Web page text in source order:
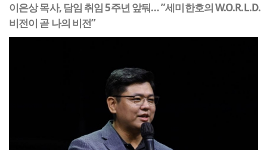
이은상 목사, 담임 취임 5주년 앞둬… ”세미한호의 W.O.R.L.D.
비전이 곧 나의 비전”